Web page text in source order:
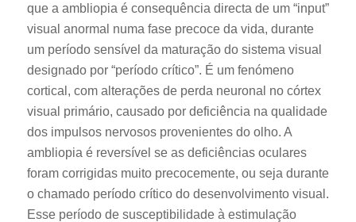
que a ambliopia é consequência directa de um “input”
visual anormal numa fase precoce da vida, durante
um período sensível da maturação do sistema visual
designado por “período crítico”. É um fenómeno
cortical, com alterações de perda neuronal no córtex
visual primário, causado por deficiência na qualidade
dos impulsos nervosos provenientes do olho. A
ambliopia é reversível se as deficiências oculares
foram corrigidas muito precocemente, ou seja durante
o chamado período crítico do desenvolvimento visual.
Esse período de susceptibilidade à estimulação